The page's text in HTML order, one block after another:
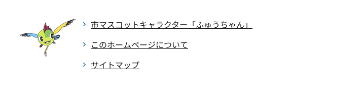
市マスコットキャラクター 「ふゅうちゃん」
このホームページについて
サイトマップ